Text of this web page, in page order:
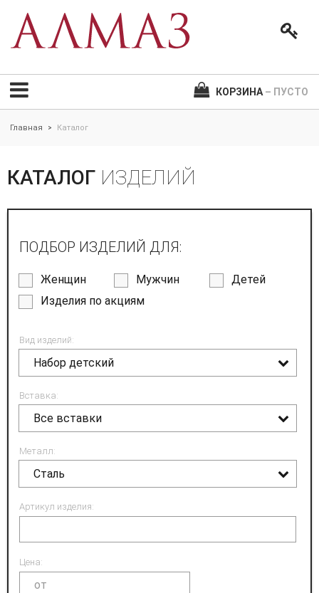
КОРЗИНА – ПУСТО
Главная > Каталог
КАТАЛОГ ИЗДЕЛИЙ
ПОДБОР ИЗДЕЛИЙ ДЛЯ:
Женщин Мужчин
Детей
Изделия по акциям
Вид изделий:
Набор детский
Вставка:
Все вставки
Металл:
Сталь
Артикул изделия:
Цена: